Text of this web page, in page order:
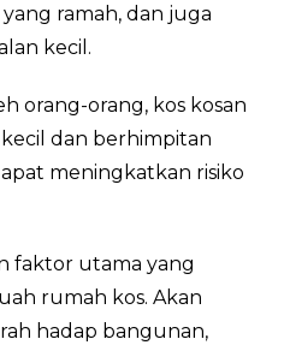
ramah, dan juga
kecil.
orang-orang, kos kosan
dan berhimpitan
meningkatkan risiko
faktor utama yang
rumah kos. Akan
hadap bangunan,